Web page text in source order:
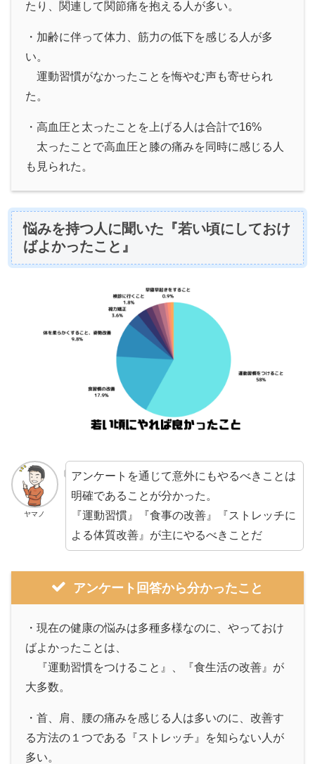
たり、関連して関節痛を抱える人が多い。
・加齢に伴って体力、筋力の低下を感じる人が多
い。
運動習慣がなかったことを悔やむ声も寄せられ
た。
・高血圧と太ったことを上げる人は合計で16%
太ったことで高血圧と膝の痛みを同時に感じる人
も見られた。
悩みを持つ人に聞いた『若い頃にしておけ
ばよかったこと』
ヤマノ
アンケートを通じて意外にもやるべきことは
明確であることが分かった。
『運動習慣』『食事の改善』『ストレッチに
よる体質改善』が主にやるべきことだ
アンケート回答から分かったこと
・現在の健康の悩みは多種多様なのに、やっておけ
ばよかったことは、
『運動習慣をつけること』、『食生活の改善』が
大多数。
・首、肩、腰の痛みを感じる人は多いのに、改善す
る方法の１つである『ストレッチ』を知らない人が
多い。